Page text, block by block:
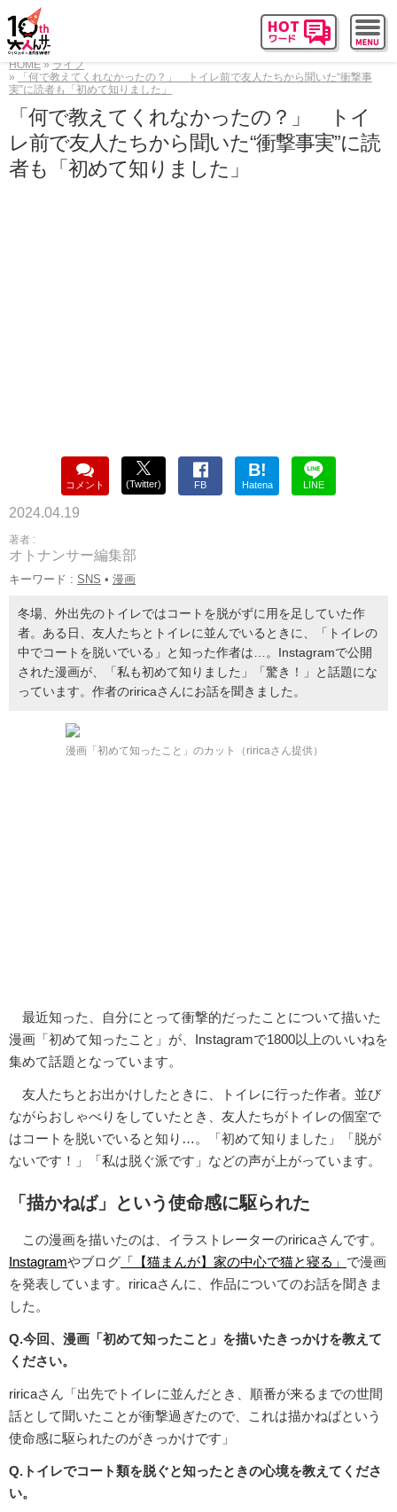
HOME
ライフ
「何で教えてくれなかったの？」 トイレ前で友人たちから聞いた“衝撃事
実”に読者も「初めて知りました」
「何で教えてくれなかったの？」 トイ
レ前で友人たちから聞いた“衝撃事実”に読
者も「初めて知りました」
コメント (Twitter) FB
B!
Hatena LINE
2024.04.19
著者 :
オトナンサー編集部
キーワード : SNS • 漫画
冬場、外出先のトイレではコートを脱がずに用を足していた作
者。ある日、友人たちとトイレに並んでいるときに、「トイレの
中でコートを脱いでいる」と知った作者は…。Instagramで公開
された漫画が、「私も初めて知りました」「驚き！」と話題にな
っています。作者のriricaさんにお話を聞きました。
漫画「初めて知ったこと」のカット（riricaさん提供）
最近知った、自分にとって衝撃的だったことについて描いた
漫画「初めて知ったこと」が、Instagramで1800以上のいいねを
集めて話題となっています。
友人たちとお出かけしたときに、トイレに行った作者。並び
ながらおしゃべりをしていたとき、友人たちがトイレの個室で
はコートを脱いでいると知り…。「初めて知りました」「脱が
ないです！」「私は脱ぐ派です」などの声が上がっています。
「描かねば」という使命感に駆られた
この漫画を描いたのは、イラストレーターのriricaさんです。
Instagramやブログ 「【猫まんが】家の中心で猫と寝る」 で漫画
を発表しています。riricaさんに、作品についてのお話を聞きま
した。
Q.今回、漫画「初めて知ったこと」を描いたきっかけを教えて
ください。
riricaさん「出先でトイレに並んだとき、順番が来るまでの世間
話として聞いたことが衝撃過ぎたので、これは描かねばという
使命感に駆られたのがきっかけです」
Q.トイレでコート類を脱ぐと知ったときの心境を教えてくださ
い。